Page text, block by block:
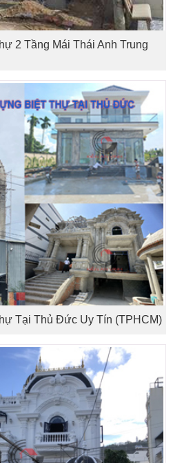
2 Tầng Mái Thái Anh Trung
Tại Thủ Đức Uy Tín (TPHCM)